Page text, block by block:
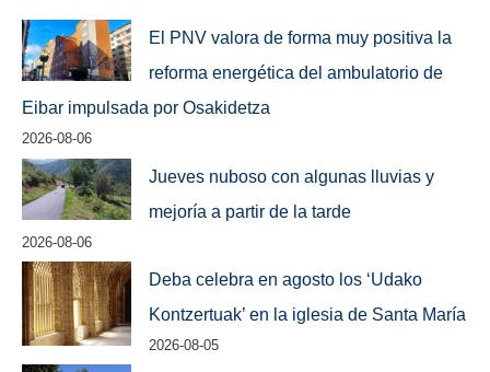
El PNV valora de forma muy positiva la
reforma energética del ambulatorio de
Eibar impulsada por Osakidetza
2026-08-06
Jueves nuboso con algunas lluvias y
mejoría a partir de la tarde
2026-08-06
Deba celebra en agosto los ‘Udako
Kontzertuak’ en la iglesia de Santa María
2026-08-05